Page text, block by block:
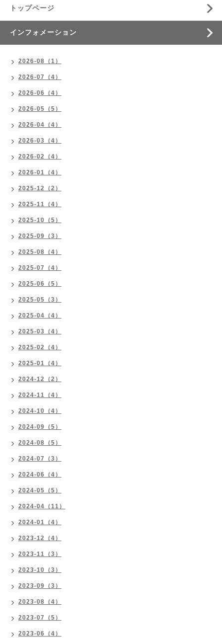
トップページ
インフォメーション
2026-08（1）
2026-07（4）
2026-06（4）
2026-05（5）
2026-04（4）
2026-03（4）
2026-02（4）
2026-01（4）
2025-12（2）
2025-11（4）
2025-10（5）
2025-09（3）
2025-08（4）
2025-07（4）
2025-06（5）
2025-05（3）
2025-04（4）
2025-03（4）
2025-02（4）
2025-01（4）
2024-12（2）
2024-11（4）
2024-10（4）
2024-09（5）
2024-08（5）
2024-07（3）
2024-06（4）
2024-05（5）
2024-04（11）
2024-01（4）
2023-12（4）
2023-11（3）
2023-10（3）
2023-09（3）
2023-08（4）
2023-07（5）
2023-06（4）